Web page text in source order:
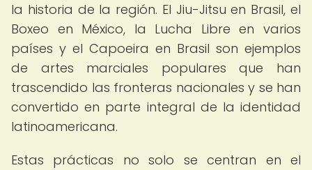
la historia de la región. El Jiu-Jitsu en Brasil, el
Boxeo en México, la Lucha Libre en varios
países y el Capoeira en Brasil son ejemplos
de artes marciales populares que han
trascendido las fronteras nacionales y se han
convertido en parte integral de la identidad
latinoamericana.
Estas prácticas no solo se centran en el